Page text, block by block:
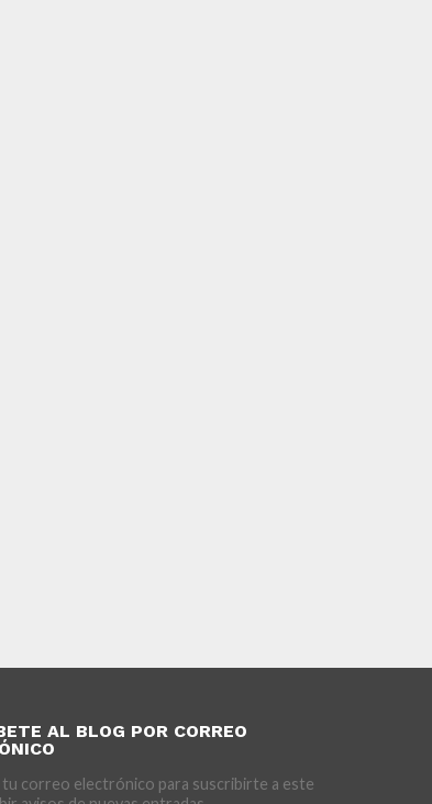
AL BLOG POR CORREO
correo electrónico para suscribirte a este